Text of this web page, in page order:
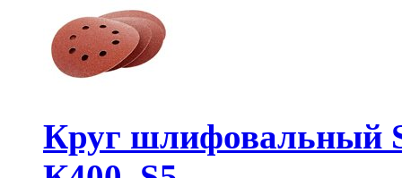
Круг шлифовальный